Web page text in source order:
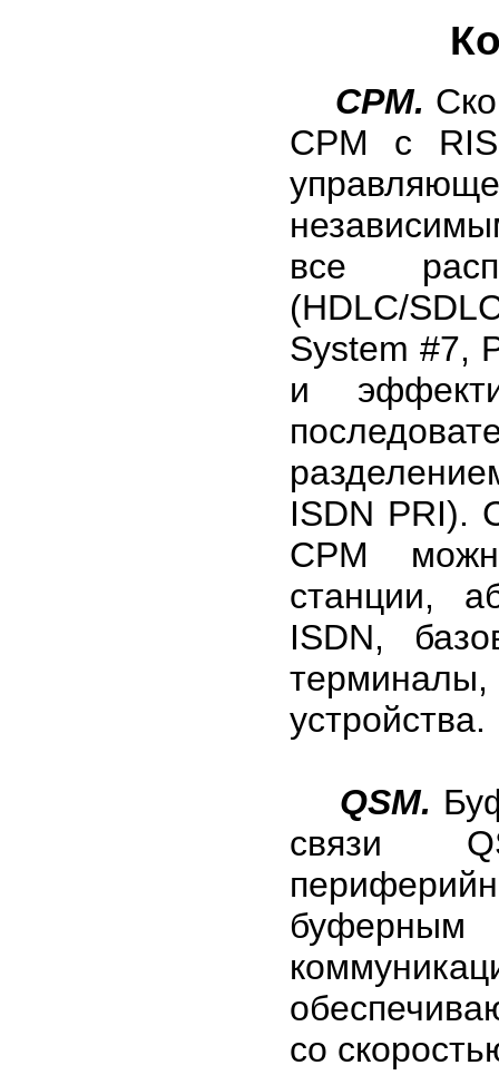
CPM.
CPM с
все
(HDLC/
System #7,
и
ISDN PRI).
CPM
станции,
ISDN,
терминалы,
устройства.
QSM.
связи
буферным
со